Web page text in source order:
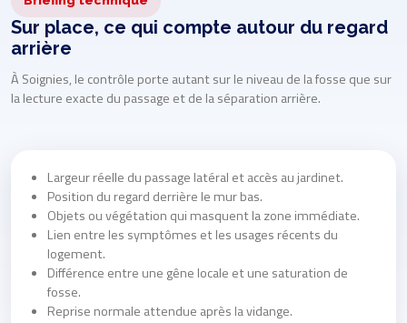
Sur place, ce qui compte autour du regard
arrière
À Soignies, le contrôle porte autant sur le niveau de la fosse que sur
la lecture exacte du passage et de la séparation arrière.
Largeur réelle du passage latéral et accès au jardinet.
Position du regard derrière le mur bas.
Objets ou végétation qui masquent la zone immédiate.
Lien entre les symptômes et les usages récents du
logement.
Différence entre une gêne locale et une saturation de
fosse.
Reprise normale attendue après la vidange.